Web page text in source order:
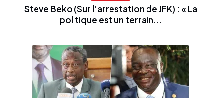
Steve Beko (Sur l’arrestation de JFK) : « La
politique est un terrain...